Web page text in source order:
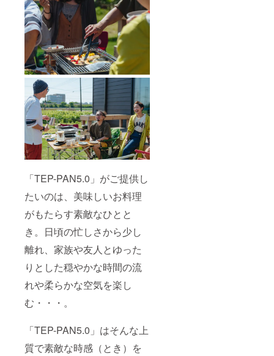
「TEP-PAN5.0」がご提供し
たいのは、美味しいお料理
がもたらす素敵なひとと
き。日頃の忙しさから少し
離れ、家族や友人とゆった
りとした穏やかな時間の流
れや柔らかな空気を楽し
む・・・。
「TEP-PAN5.0」はそんな上
質で素敵な時感（とき）を